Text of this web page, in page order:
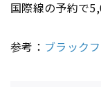
国際線の予約で
参考： ブラック